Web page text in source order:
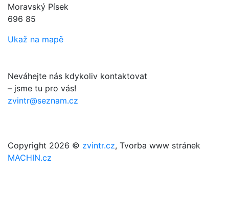
Moravský Písek
696 85
Ukaž na mapě
Neváhejte nás kdykoliv kontaktovat
– jsme tu pro vás!
zvintr@seznam.cz
Copyright 2026 © zvintr.cz, Tvorba www stránek
MACHIN.cz